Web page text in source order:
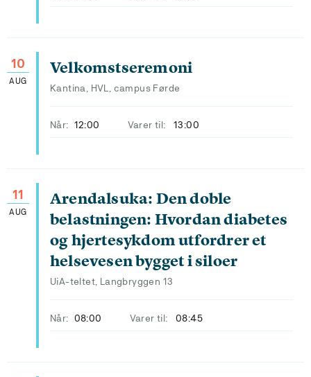
10
AUG
Velkomstseremoni
Kantina, HVL, campus Førde
Når: 12:00 Varer til: 13:00
11
AUG
Arendalsuka: Den doble
belastningen: Hvordan diabetes
og hjertesykdom utfordrer et
helsevesen bygget i siloer
UiA-teltet, Langbryggen 13
Når: 08:00 Varer til: 08:45